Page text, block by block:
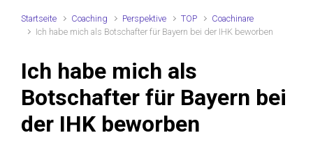
Startseite Coaching Perspektive TOP
Coachinare
Ich habe mich als Botschafter für Bayern bei der IHK beworben
Ich habe mich als
Botschafter für Bayern bei
der IHK beworben